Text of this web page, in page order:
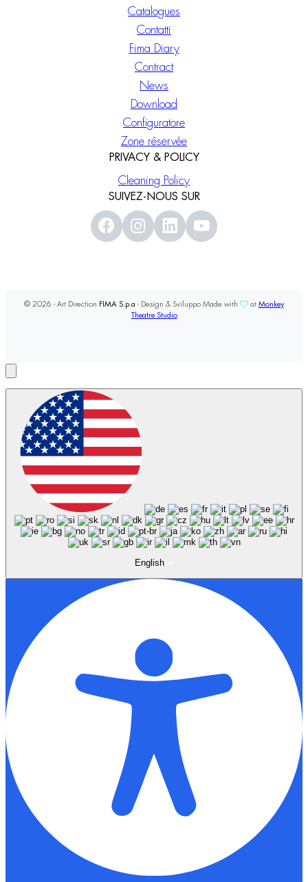
Catalogues
Contatti
Fima Diary
Contract
News
Download
Configuratore
Zone réservée
PRIVACY & POLICY
Cleaning Policy
SUIVEZ-NOUS SUR
© 2026 - Art Direction FIMA S.p.a - Design & Sviluppo Made with at Monkey
Theatre Studio
English